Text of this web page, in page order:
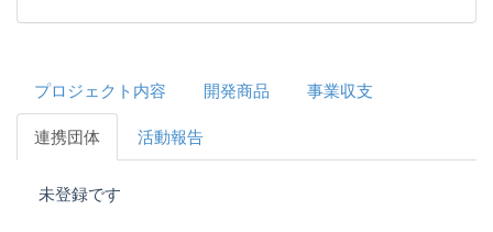
プロジェクト内容 開発商品 事業収支
連携団体 活動報告
未登録です